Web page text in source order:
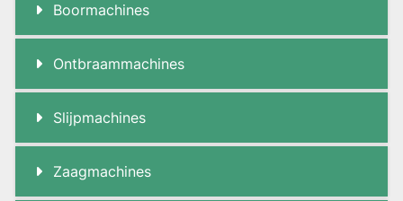
Boormachines
Ontbraammachines
Slijpmachines
Zaagmachines